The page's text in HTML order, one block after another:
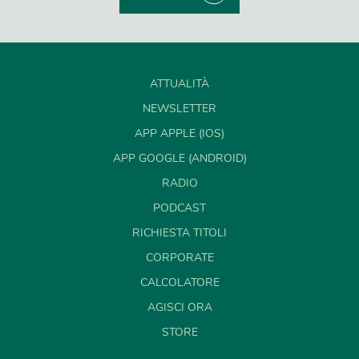
ATTUALITÀ
NEWSLETTER
APP APPLE (IOS)
APP GOOGLE (ANDROID)
RADIO
PODCAST
RICHIESTA TITOLI
CORPORATE
CALCOLATORE
AGISCI ORA
STORE